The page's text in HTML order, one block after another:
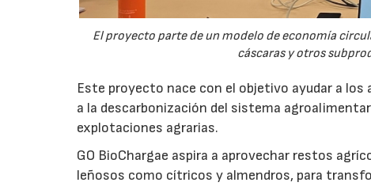
El proyecto parte de un modelo de economía
cáscaras y otros
Este proyecto nace con el objetivo ayudar a
a la descarbonización del sistema
explotaciones agrarias.
GO BioChargae aspira a aprovechar restos
leñosos como cítricos y almendros, para